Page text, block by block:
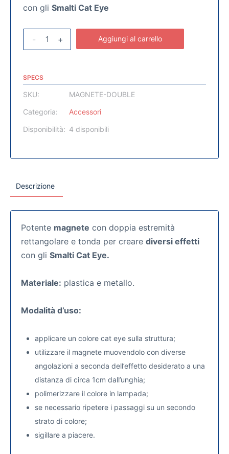
con gli Smalti Cat Eye
- + Aggiungi al carrello
SPECS
SKU:
MAGNETE-DOUBLE
Categoria:
Accessori
Disponibilità: 4 disponibili
Descrizione
Potente magnete con doppia estremità
rettangolare e tonda per creare diversi effetti
con gli Smalti Cat Eye.
Materiale: plastica e metallo.
Modalità d’uso:
applicare un colore cat eye sulla struttura;
utilizzare il magnete muovendolo con diverse
angolazioni a seconda dell’effetto desiderato a una
distanza di circa 1cm dall’unghia;
polimerizzare il colore in lampada;
se necessario ripetere i passaggi su un secondo
strato di colore;
sigillare a piacere.